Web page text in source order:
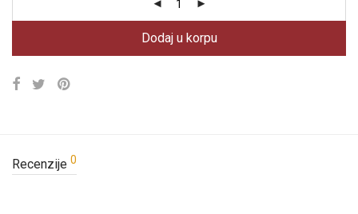
Dodaj u korpu
Recenzije 0